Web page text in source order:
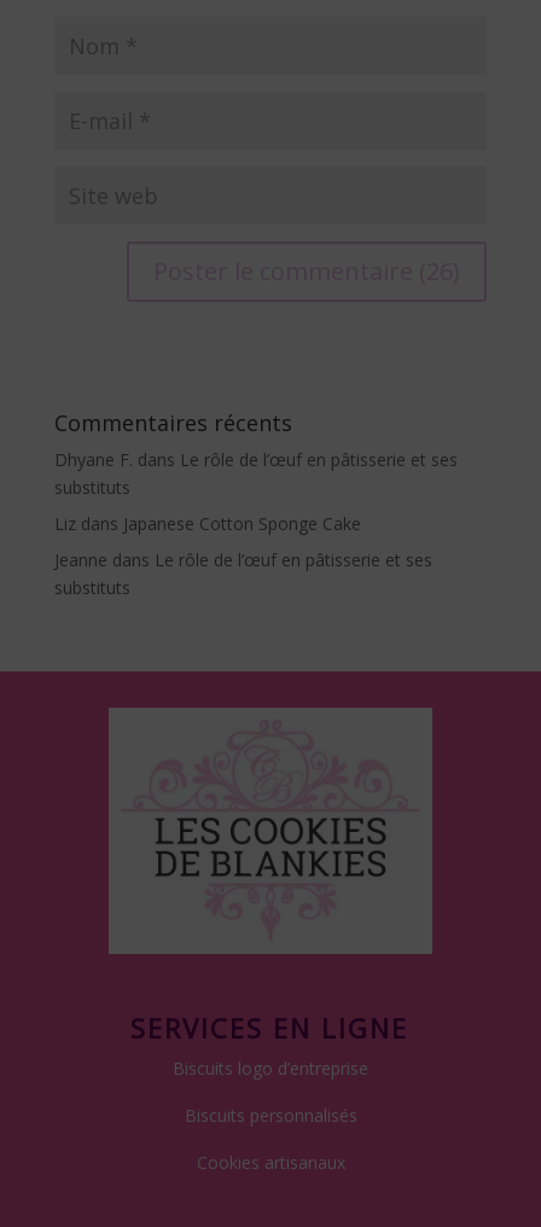
e
n
a
t
i
v
Commentaires récents
Dhyane F. dans Le rôle de l’œuf en pâtisserie et ses
substituts
Lizdans Japanese Cotton Sponge Cake
Jeanne dans Le rôle de l’œuf en pâtisserie et ses
substituts
SERVICES EN LIGNE
Biscuits logo d’entreprise
Biscuits personnalisés
Cookies artisanaux